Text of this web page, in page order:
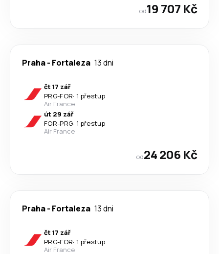
od19 707 Kč
Praha- Fortaleza 13 dni
čt 17 zář
PRG-FOR· 1 přestup
Air France
út 29 zář
FOR-PRG· 1 přestup
Air France
od24 206 Kč
Praha- Fortaleza 13 dni
čt 17 zář
PRG-FOR· 1 přestup
Air France